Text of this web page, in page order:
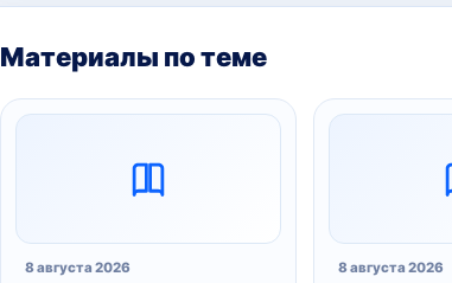
Материалы по теме
8 августа 2026 8 августа 2026